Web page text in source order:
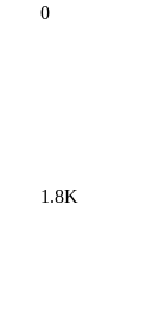
0
1.8K